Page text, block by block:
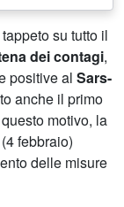
su tutto il
dei contagi,
positive al Sars-
anche il primo
motivo, la
febbraio)
delle misure